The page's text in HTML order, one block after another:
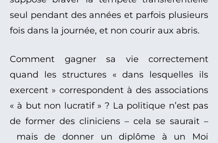
seul pendant des années et parfois plusieurs
fois dans la journée, et non courir aux abris.
Comment gagner sa vie correctement
quand les structures « dans lesquelles ils
exercent » correspondent à des associations
« à but non lucratif » ? La politique n’est pas
de former des cliniciens – cela se saurait –
mais de donner un diplôme à un Moi